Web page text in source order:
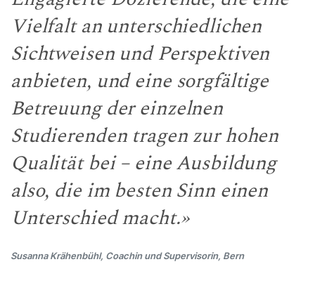
Vielfalt an unterschiedlichen
Sichtweisen und Perspektiven
anbieten, und eine sorgfältige
Betreuung der einzelnen
Studierenden tragen zur hohen
Qualität bei – eine Ausbildung
also, die im besten Sinn einen
Unterschied macht.»
Susanna Krähenbühl, Coachin und Supervisorin, Bern